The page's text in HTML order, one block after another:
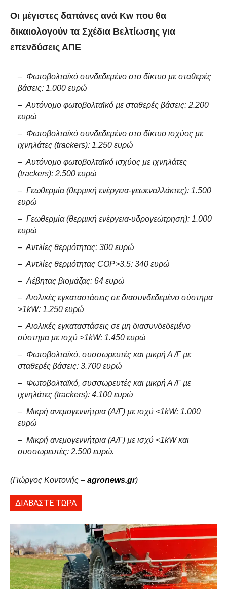
Οι µέγιστες δαπάνες ανά Kw που θα
δικαιολογούν τα Σχέδια Βελτίωσης για
επενδύσεις ΑΠΕ
– Φωτοβολταϊκό συνδεδεµένο στο δίκτυο µε σταθερές
βάσεις: 1.000 ευρώ
– Αυτόνοµο φωτοβολταϊκό µε σταθερές βάσεις: 2.200
ευρώ
– Φωτοβολταϊκό συνδεδεµένο στο δίκτυο ισχύος µε
ιχνηλάτες (trackers): 1.250 ευρώ
– Αυτόνοµο φωτοβολταϊκό ισχύος µε ιχνηλάτες
(trackers): 2.500 ευρώ
– Γεωθερµία (θερµική ενέργεια-γεωεναλλάκτες): 1.500
ευρώ
– Γεωθερµία (θερµική ενέργεια-υδρογεώτρηση): 1.000
ευρώ
– Αντλίες θερµότητας: 300 ευρώ
– Αντλίες θερµότητας COP>3.5: 340 ευρώ
– Λέβητας βιοµάζας: 64 ευρώ
– Αιολικές εγκαταστάσεις σε διασυνδεδεµένο σύστηµα
>1kW: 1.250 ευρώ
– Αιολικές εγκαταστάσεις σε µη διασυνδεδεµένο
σύστηµα µε ισχύ >1kW: 1.450 ευρώ
– Φωτοβολταϊκό, συσσωρευτές και µικρή Α /Γ µε
σταθερές βάσεις: 3.700 ευρώ
– Φωτοβολταϊκό, συσσωρευτές και µικρή Α /Γ µε
ιχνηλάτες (trackers): 4.100 ευρώ
– Μικρή ανεµογεννήτρια (Α/Γ) µε ισχύ <1kW: 1.000
ευρώ
– Μικρή ανεµογεννήτρια (Α/Γ) µε ισχύ <1kW και
συσσωρευτές: 2.500 ευρώ.
(Γιώργος Κοντονής – agronews.gr)
ΔΙΑΒΑΣΤΕ ΤΩΡΑ